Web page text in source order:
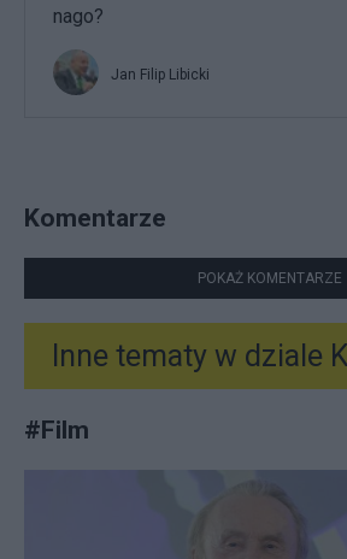
nago?
Jan Filip Libicki
Komentarze
POKAŻ KOMENTARZE
Inne tematy w dziale
#Film